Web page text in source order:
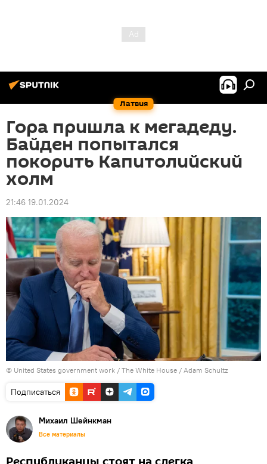
Латвия
Гора пришла к мегадеду.
Байден попытался
покорить Капитолийский
холм
21:46 19.01.2024
© United States government work / The White House / Adam Schultz
Подписаться
Михаил Шейнкман
Все материалы